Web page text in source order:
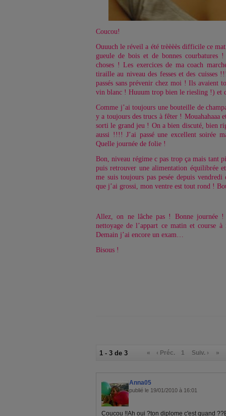
Coucou!
Ouuuch le réveil a été trèèèès difficile ce
gueule de bois et de bonnes courbatures
choses ! Les exercices de ma coach
tiraille au niveau des fesses et des
passés sans prévenir chez moi ! Ils avaient
vin blanc ! Huuum trop bien le riesling !) et
Comme j’ai toujours une bouteille de
y a toujours des trucs à fêter ! Mouahahaaa
sorti le grand jeu ! On a bien discuté, bien
aussi !!!! J’ai passé une excellent soirée
Quelle journée de folie !
Bon, niveau régime c pas trop ça mais tant
puis retrouver une alimentation équilibrée
me suis toujours pas pesée depuis
que j’ai grossi, mon ventre est tout rond !
Allez, on ne lâche pas ! Bonne journée
nettoyage de l’appart ce matin et course
Demain j’ai encore un exam…
Bisous !
1 - 3 de 3 « ‹ Préc. 1 Suiv. › »
Anna05
publié le 19/01/2010 à 16:01
Coucou !!Ah oui ?ton diplome c'est quand